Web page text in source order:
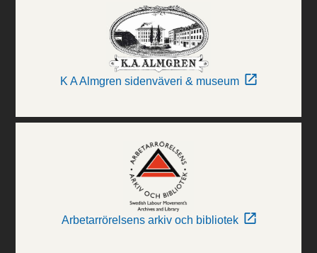
K A Almgren sidenväveri & museum
Arbetarrörelsens arkiv och bibliotek